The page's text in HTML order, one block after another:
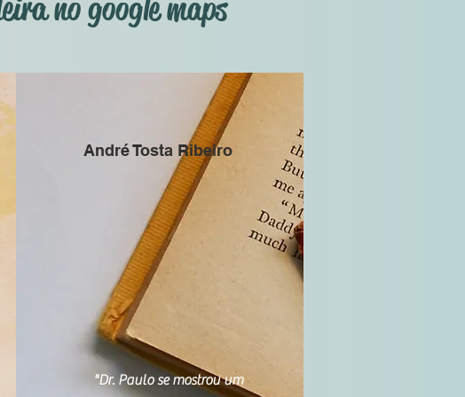
no google maps
André Tosta Ribeiro
"Dr. Paulo se mostrou um